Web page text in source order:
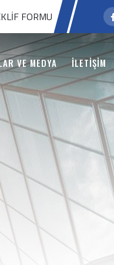
FORMU
VE MEDYA İLETİŞİM